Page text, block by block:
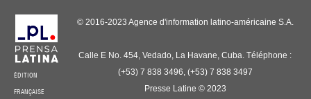
ÉDITION
FRANÇAISE
© 2016-2023 Agence d'information latino-américaine S.A.
Calle E No. 454, Vedado, La Havane, Cuba. Téléphone :
(+53) 7 838 3496, (+53) 7 838 3497
Presse Latine © 2023